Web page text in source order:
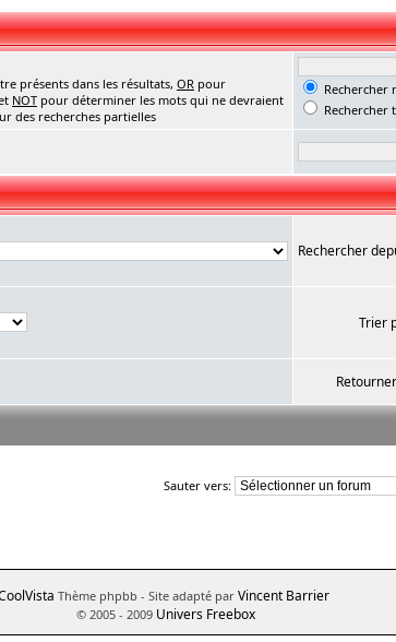
présents dans les résultats, OR pour
NOT pour déterminer les mots qui ne devraient
des recherches partielles
Rechercher
Rechercher
Rechercher
Trier
Sauter vers:
Thème phpbb - Site adapté par Vincent Barrier
© 2005 - 2009 Univers Freebox